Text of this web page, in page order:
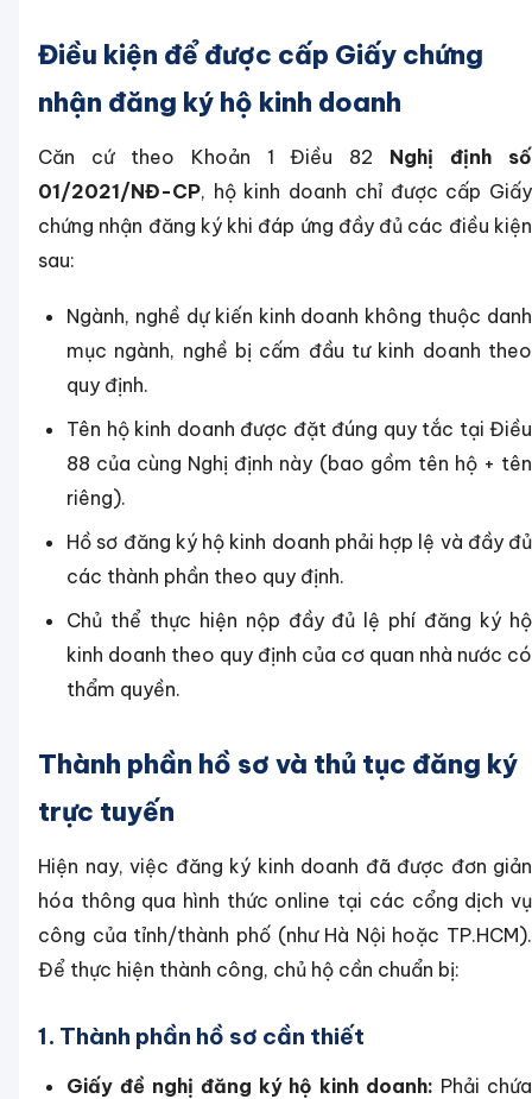
Điều kiện để được cấp Giấy chứng
nhận đăng ký hộ kinh doanh
Căn cứ theo Khoản 1 Điều 82 Nghị định số
01/2021/NĐ-CP, hộ kinh doanh chỉ được cấp Giấy
chứng nhận đăng ký khi đáp ứng đầy đủ các điều kiện
sau:
Ngành, nghề dự kiến kinh doanh không thuộc danh
mục ngành, nghề bị cấm đầu tư kinh doanh theo
quy định.
Tên hộ kinh doanh được đặt đúng quy tắc tại Điều
88 của cùng Nghị định này (bao gồm tên hộ + tên
riêng).
Hồ sơ đăng ký hộ kinh doanh phải hợp lệ và đầy đủ
các thành phần theo quy định.
Chủ thể thực hiện nộp đầy đủ lệ phí đăng ký hộ
kinh doanh theo quy định của cơ quan nhà nước có
thẩm quyền.
Thành phần hồ sơ và thủ tục đăng ký
trực tuyến
Hiện nay, việc đăng ký kinh doanh đã được đơn giản
hóa thông qua hình thức online tại các cổng dịch vụ
công của tỉnh/thành phố (như Hà Nội hoặc TP.HCM).
Để thực hiện thành công, chủ hộ cần chuẩn bị:
1. Thành phần hồ sơ cần thiết
Giấy đề nghị đăng ký hộ kinh doanh: Phải chứa